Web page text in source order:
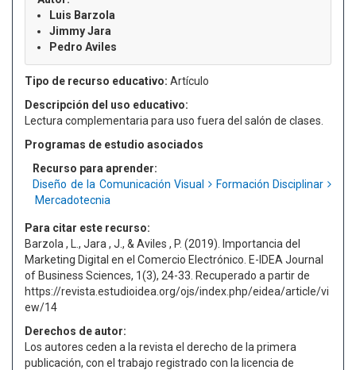
Luis Barzola
Jimmy Jara
Pedro Aviles
Tipo de recurso educativo: Artículo
Descripción del uso educativo:
Lectura complementaria para uso fuera del salón de clases.
Programas de estudio asociados
Recurso para aprender:
Diseño de la Comunicación Visual
Formación Disciplinar
Mercadotecnia
Para citar este recurso:
Barzola , L., Jara , J., & Aviles , P. (2019). Importancia del
Marketing Digital en el Comercio Electrónico. E-IDEA Journal
of Business Sciences, 1(3), 24-33. Recuperado a partir de
https://revista.estudioidea.org/ojs/index.php/eidea/article/vi
ew/14
Derechos de autor:
Los autores ceden a la revista el derecho de la primera
publicación, con el trabajo registrado con la licencia de